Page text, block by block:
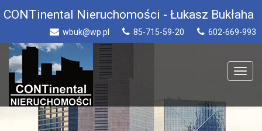
CONTinental Nieruchomości - Łukasz Bukłaha
wbuk@wp.pl 85-715-59-20 602-669-993
Toggle